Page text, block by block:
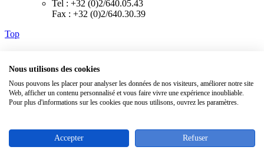
Tel : +32 (0)2/640.05.43
Fax : +32 (0)2/640.30.39
Top
Nous utilisons des cookies
Nous pouvons les placer pour analyser les données de nos visiteurs, améliorer notre site
Web, afficher un contenu personnalisé et vous faire vivre une expérience inoubliable.
Pour plus d'informations sur les cookies que nous utilisons, ouvrez les paramètres.
Accepter Refuser